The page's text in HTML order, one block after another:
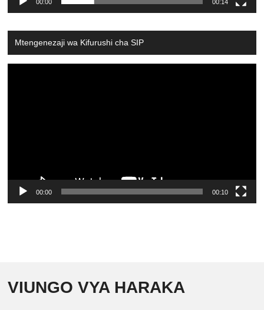
00:00 00:14
Mtengenezaji wa Kifurushi cha SIP
00:00 00:10
VIUNGO VYA HARAKA